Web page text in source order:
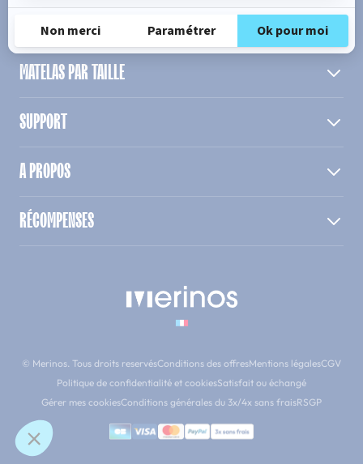
PRODUIT
MATELAS PAR TAILLE
SUPPORT
A PROPOS
RÉCOMPENSES
© Merinos. Tous droits reservésConditions des offresMentions légalesCGV
Politique de confidentialité et cookiesSatisfait ou échangé
Gérer mes cookiesConditions générales du 3x/4x sans fraisRSGP